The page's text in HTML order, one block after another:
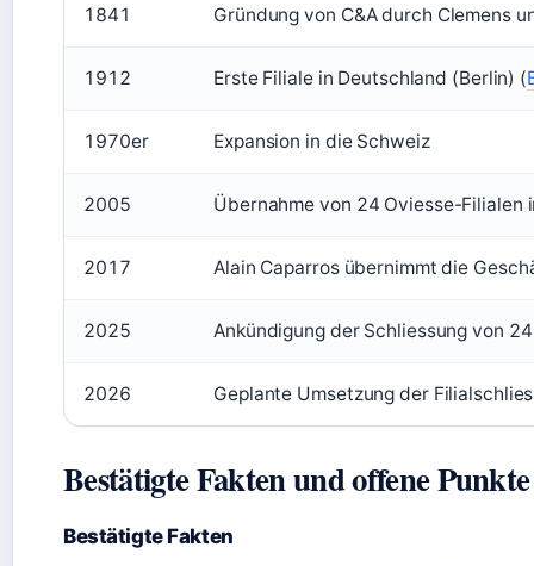
1841 Gründung von C&A durch Clemens
1912 Erste Filiale in Deutschland (Berlin) (
1970er Expansion in die Schweiz
2005 Übernahme von 24 Oviesse-Filialen
2017 Alain Caparros übernimmt die
2025 Ankündigung der Schliessung von
2026 Geplante Umsetzung der
Bestätigte Fakten und offene Punkte
Bestätigte Fakten